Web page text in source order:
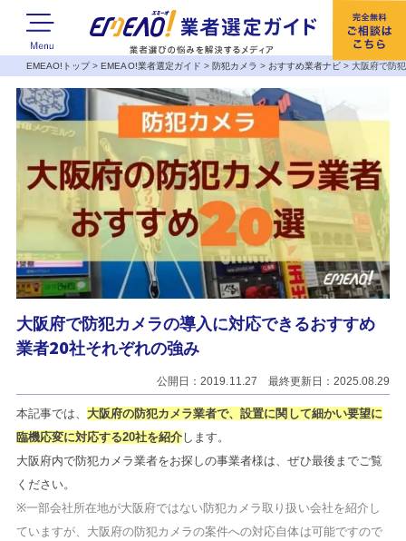
EMEAO!トップ>EMEAO!業者選定ガイド > 防犯カメラ > おすすめ業者ナビ >大阪府で防
大阪府で防犯カメラの導入に対応できるおすすめ
業者20社それぞれの強み
公開日：2019.11.27 最終更新日：2025.08.29
本記事では、 大阪府の防犯カメラ業者で、設置に関して細かい要望に
臨機応変に対応する20社を紹介します。
大阪府内で防犯カメラ業者をお探しの事業者様は、ぜひ最後までご覧
ください。
※一部会社所在地が大阪府ではない防犯カメラ取り扱い会社を紹介し
ていますが、大阪府の防犯カメラの案件への対応自体は可能ですので